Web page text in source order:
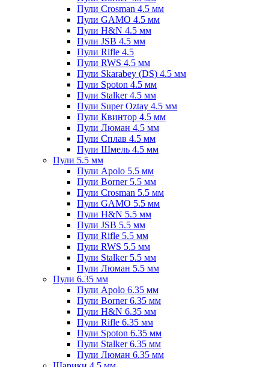
Пули Crosman 4.5 мм
Пули GAMO 4.5 мм
Пули H&N 4.5 мм
Пули JSB 4.5 мм
Пули Rifle 4.5
Пули RWS 4.5 мм
Пули Skarabey (DS) 4.5 мм
Пули Spoton 4.5 мм
Пули Stalker 4.5 мм
Пули Super Oztay 4.5 мм
Пули Квинтор 4.5 мм
Пули Люман 4.5 мм
Пули Сплав 4.5 мм
Пули Шмель 4.5 мм
Пули 5.5 мм
Пули Apolo 5.5 мм
Пули Borner 5.5 мм
Пули Crosman 5.5 мм
Пули GAMO 5.5 мм
Пули H&N 5.5 мм
Пули JSB 5.5 мм
Пули Rifle 5.5 мм
Пули RWS 5.5 мм
Пули Stalker 5.5 мм
Пули Люман 5.5 мм
Пули 6.35 мм
Пули Apolo 6.35 мм
Пули Borner 6.35 мм
Пули H&N 6.35 мм
Пули Rifle 6.35 мм
Пули Spoton 6.35 мм
Пули Stalker 6.35 мм
Пули Люман 6.35 мм